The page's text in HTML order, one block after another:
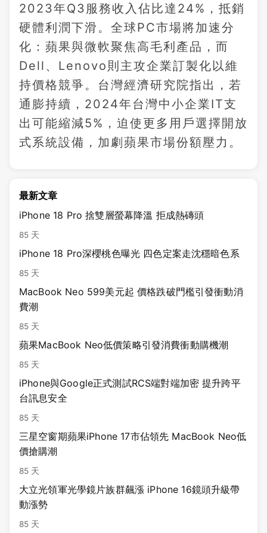
2023年Q3服務收入佔比達24%，抵銷
硬體利潤下滑。全球PC市場將加速分
化：蘋果與微軟聚焦高毛利產品，而
Dell、Lenovo則主攻企業訂製化以維
持價格競爭。台灣經濟研究院指出，若
通膨持續，2024年台灣中小企業IT支
出可能縮減5%，迫使更多用戶選擇開放
式系統設備，加劇蘋果市場份額壓力。
最新文章
iPhone 18 Pro 捨雙層螢幕降溫 拒成熱磚頭
85 天
iPhone 18 Pro深櫻桃色曝光 四色定案走沈穩暗色系
85 天
MacBook Neo 599美元起 價格跌破門檻引發衝動消
費潮
85 天
蘋果MacBook Neo低價策略引發消費衝動購機潮
85 天
iPhone與Google正式測試RCS端對端加密 提升跨平
台訊息安全
85 天
三星空窗期蘋果iPhone 17市佔領先 MacBook Neo低
價搶購潮
85 天
大立光領軍光學鏡片族群飆漲 iPhone 16鏡頭升級帶
動漲勢
85 天